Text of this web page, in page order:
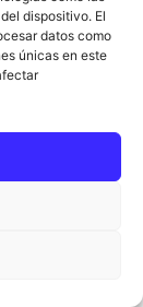
dispositivo. El
datos como
únicas en este